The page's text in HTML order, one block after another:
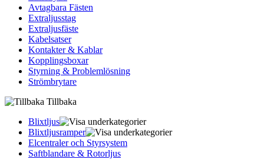
Avtagbara Fästen
Extraljusstag
Extraljusfäste
Kabelsatser
Kontakter & Kablar
Kopplingsboxar
Styrning & Problemlösning
Strömbrytare
Tillbaka
Blixtljus
Blixtljusramper
Elcentraler och Styrsystem
Saftblandare & Rotorljus